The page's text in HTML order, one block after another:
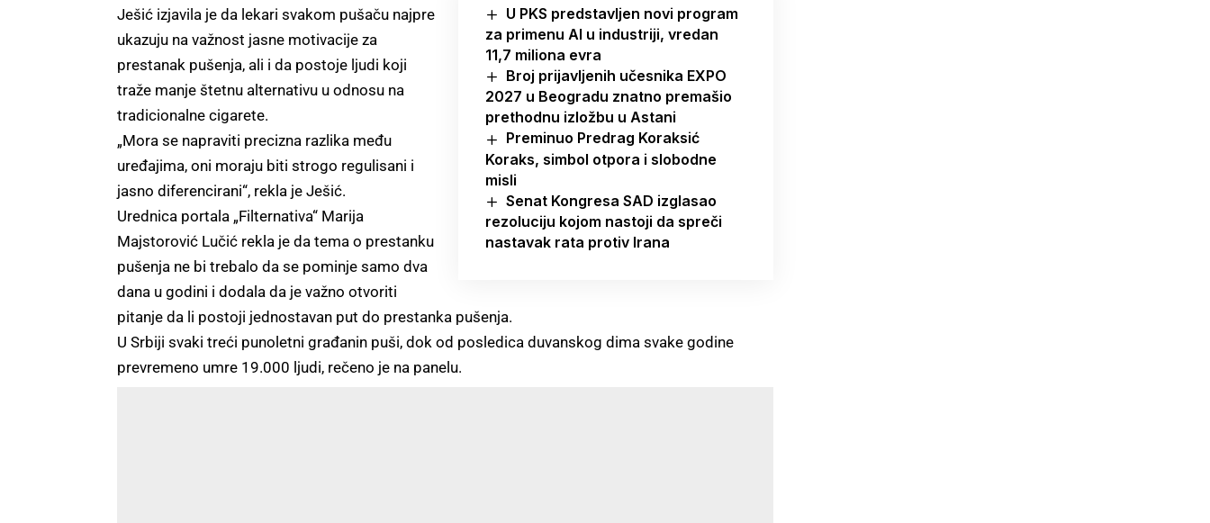
U PKS predstavljen novi program
za primenu AI u industriji, vredan
11,7 miliona evra
Broj prijavljenih učesnika EXPO
2027 u Beogradu znatno premašio
prethodnu izložbu u Astani
Preminuo Predrag Koraksić
Koraks, simbol otpora i slobodne
misli
Senat Kongresa SAD izglasao
rezoluciju kojom nastoji da spreči
nastavak rata protiv Irana
Ješić izjavila je da lekari svakom pušaču najpre
ukazuju na važnost jasne motivacije za
prestanak pušenja, ali i da postoje ljudi koji
traže manje štetnu alternativu u odnosu na
tradicionalne cigarete.
„Mora se napraviti precizna razlika među
uređajima, oni moraju biti strogo regulisani i
jasno diferencirani“, rekla je Ješić.
Urednica portala „Filternativa“ Marija
Majstorović Lučić rekla je da tema o prestanku
pušenja ne bi trebalo da se pominje samo dva
dana u godini i dodala da je važno otvoriti
pitanje da li postoji jednostavan put do prestanka pušenja.
U Srbiji svaki treći punoletni građanin puši, dok od posledica duvanskog dima svake godine
prevremeno umre 19.000 ljudi, rečeno je na panelu.